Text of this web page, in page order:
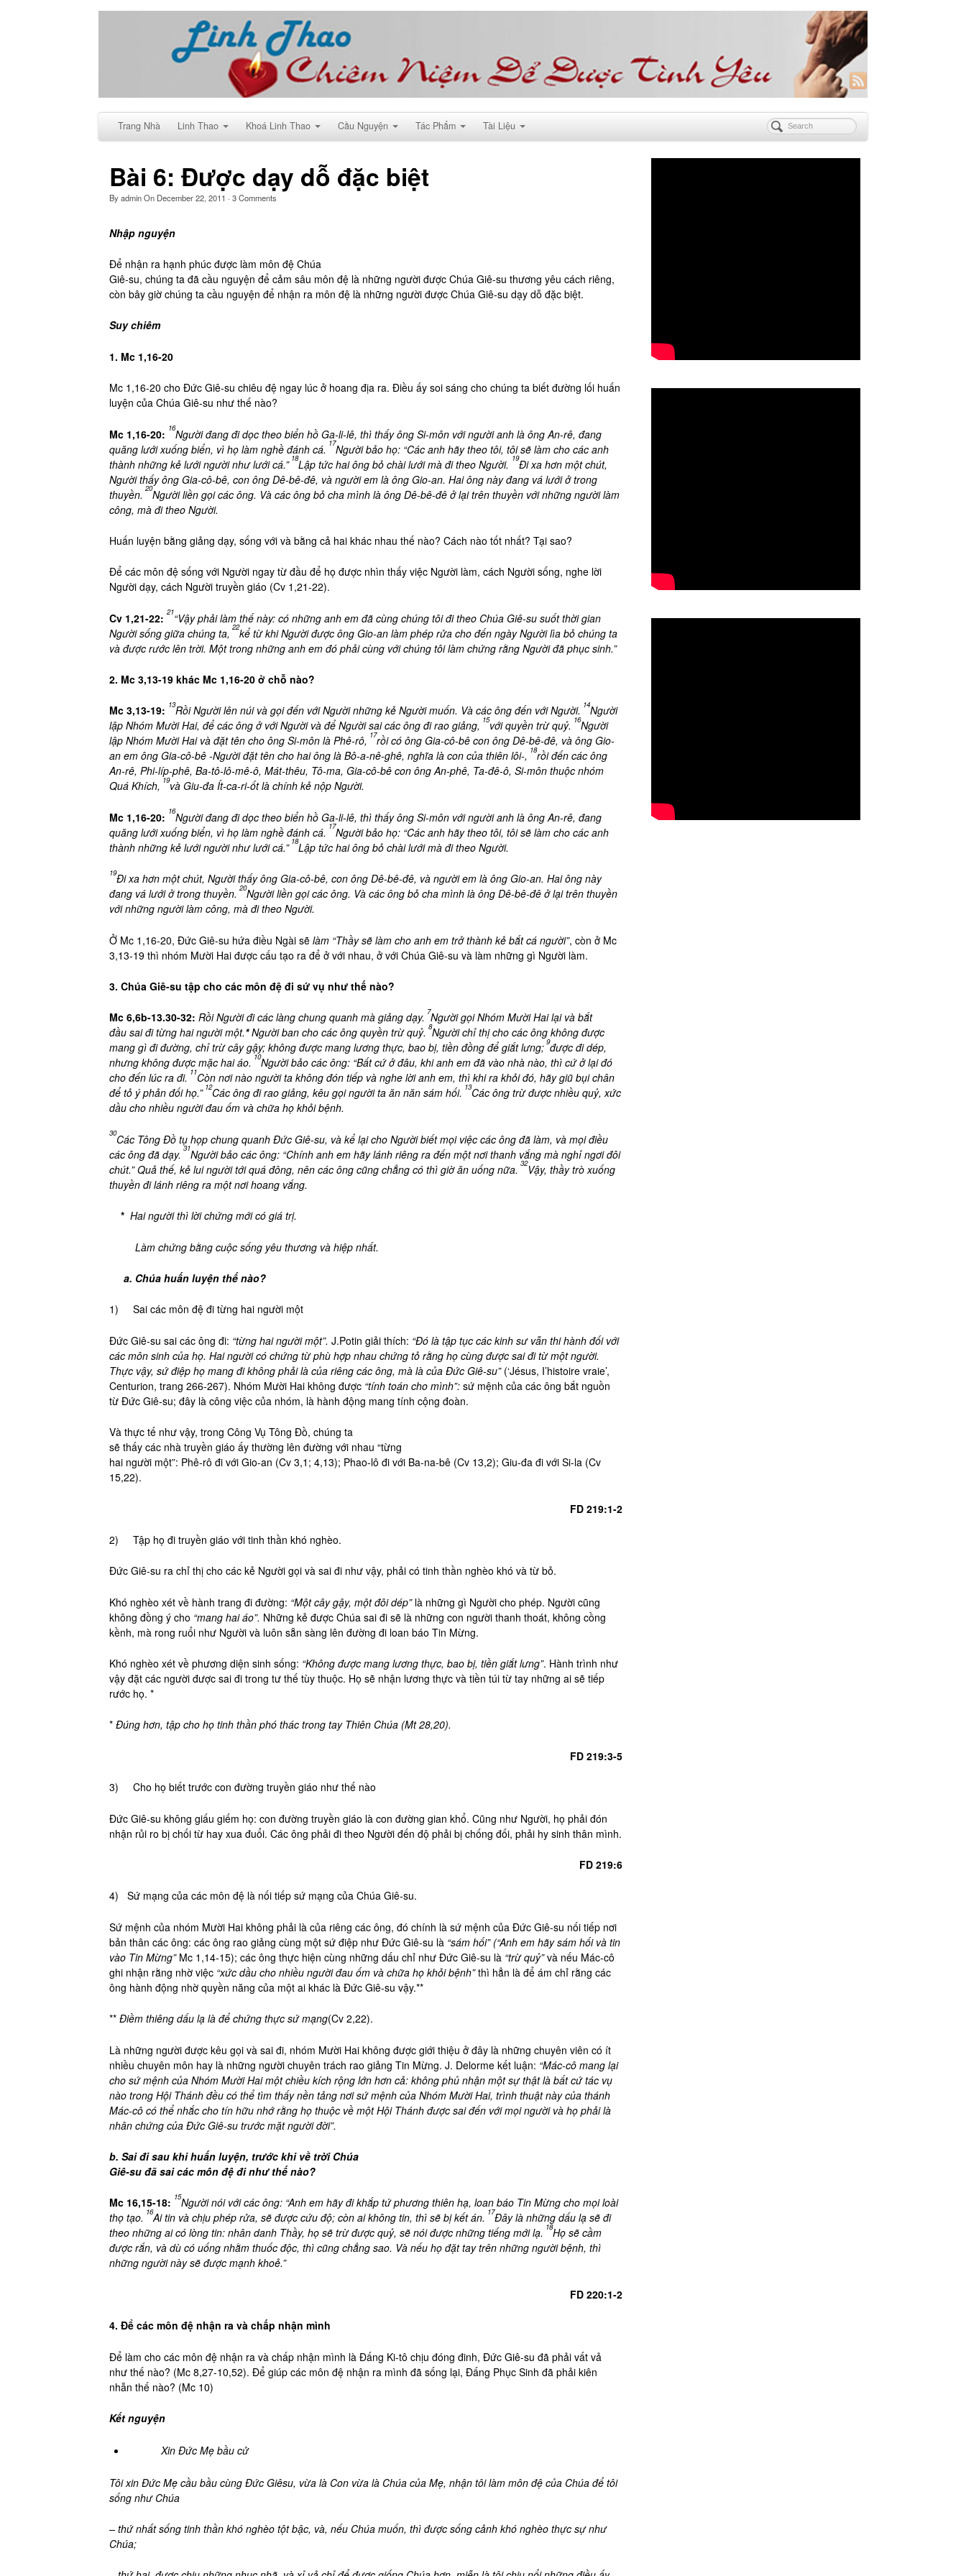
Trang Nhà Linh Thao Khoá Linh Thao Cầu Nguyện Tác Phẩm Tài Liệu
Bài 6: Được dạy dỗ đặc biệt
ByadminOn December 22, 2011 · 3Comments
Nhập nguyện
Để nhận ra hạnh phúc được làm môn đệ Chúa
Giê-su, chúng ta đã cầu nguyện để cảm sâu môn đệ là những người được Chúa Giê-su thương yêu cách riêng,
còn bây giờ chúng ta cầu nguyện để nhận ra môn đệ là những người được Chúa Giê-su dạy dỗ đặc biệt.
Suy chiêm
1. Mc 1,16-20
Mc 1,16-20 cho Đức Giê-su chiêu đệ ngay lúc ở hoang địa ra. Điều ấy soi sáng cho chúng ta biết đường lối huấn
luyện của Chúa Giê-su như thế nào?
Mc 1,16-20: 16Người đang đi dọc theo biển hồ Ga-li-lê, thì thấy ông Si-môn với người anh là ông An-rê, đang
quăng lưới xuống biển, vì họ làm nghề đánh cá. 17Người bảo họ: “Các anh hãy theo tôi, tôi sẽ làm cho các anh
thành những kẻ lưới người như lưới cá.” 18Lập tức hai ông bỏ chài lưới mà đi theo Người. 19Đi xa hơn một chút,
Người thấy ông Gia-cô-bê, con ông Dê-bê-đê, và người em là ông Gio-an. Hai ông này đang vá lưới ở trong
thuyền. 20Người liền gọi các ông. Và các ông bỏ cha mình là ông Dê-bê-đê ở lại trên thuyền với những người làm
công, mà đi theo Người.
Huấn luyện bằng giảng dạy, sống với và bằng cả hai khác nhau thế nào? Cách nào tốt nhất? Tại sao?
Để các môn đệ sống với Người ngay từ đầu để họ được nhìn thấy việc Người làm, cách Người sống, nghe lời
Người dạy, cách Người truyền giáo (Cv 1,21-22).
Cv 1,21-22: 21“Vậy phải làm thế này: có những anh em đã cùng chúng tôi đi theo Chúa Giê-su suốt thời gian
Người sống giữa chúng ta, 22kể từ khi Người được ông Gio-an làm phép rửa cho đến ngày Người lìa bỏ chúng ta
và được rước lên trời. Một trong những anh em đó phải cùng với chúng tôi làm chứng rằng Người đã phục sinh.”
2. Mc 3,13-19 khác Mc 1,16-20 ở chỗ nào?
Mc 3,13-19: 13Rồi Người lên núi và gọi đến với Người những kẻ Người muốn. Và các ông đến với Người. 14Người
lập Nhóm Mười Hai, để các ông ở với Người và để Người sai các ông đi rao giảng, 15với quyền trừ quỷ. 16Người
lập Nhóm Mười Hai và đặt tên cho ông Si-môn là Phê-rô, 17rồi có ông Gia-cô-bê con ông Dê-bê-đê, và ông Gio-
an em ông Gia-cô-bê -Người đặt tên cho hai ông là Bô-a-nê-ghê, nghĩa là con của thiên lôi-, 18rồi đến các ông
An-rê, Phi-líp-phê, Ba-tô-lô-mê-ô, Mát-thêu, Tô-ma, Gia-cô-bê con ông An-phê, Ta-đê-ô, Si-môn thuộc nhóm
Quá Khích, 19và Giu-đa Ít-ca-ri-ốt là chính kẻ nộp Người.
Mc 1,16-20: 16Người đang đi dọc theo biển hồ Ga-li-lê, thì thấy ông Si-môn với người anh là ông An-rê, đang
quăng lưới xuống biển, vì họ làm nghề đánh cá. 17Người bảo họ: “Các anh hãy theo tôi, tôi sẽ làm cho các anh
thành những kẻ lưới người như lưới cá.” 18Lập tức hai ông bỏ chài lưới mà đi theo Người.
19Đi xa hơn một chút, Người thấy ông Gia-cô-bê, con ông Dê-bê-đê, và người em là ông Gio-an. Hai ông này
đang vá lưới ở trong thuyền. 20Người liền gọi các ông. Và các ông bỏ cha mình là ông Dê-bê-đê ở lại trên thuyền
với những người làm công, mà đi theo Người.
Ở Mc 1,16-20, Đức Giê-su hứa điều Ngài sẽ làm “Thầy sẽ làm cho anh em trở thành kẻ bắt cá người”, còn ở Mc
3,13-19 thì nhóm Mười Hai được cấu tạo ra để ở với nhau, ở với Chúa Giê-su và làm những gì Người làm.
3. Chúa Giê-su tập cho các môn đệ đi sứ vụ như thế nào?
Mc 6,6b-13.30-32: Rồi Người đi các làng chung quanh mà giảng dạy. 7Người gọi Nhóm Mười Hai lại và bắt
đầu sai đi từng hai người một.*Người ban cho các ông quyền trừ quỷ. 8Người chỉ thị cho các ông không được
mang gì đi đường, chỉ trừ cây gậy; không được mang lương thực, bao bị, tiền đồng để giắt lưng;9được đi dép,
nhưng không được mặc hai áo. 10Người bảo các ông: “Bất cứ ở đâu, khi anh em đã vào nhà nào, thì cứ ở lại đó
cho đến lúc ra đi. 11Còn nơi nào người ta không đón tiếp và nghe lời anh em, thì khi ra khỏi đó, hãy giũ bụi chân
để tỏ ý phản đối họ.” 12Các ông đi rao giảng, kêu gọi người ta ăn năn sám hối. 13Các ông trừ được nhiều quỷ, xức
dầu cho nhiều người đau ốm và chữa họ khỏi bệnh.
30Các Tông Đồ tụ họp chung quanh Đức Giê-su, và kể lại cho Người biết mọi việc các ông đã làm, và mọi điều
các ông đã dạy. 31Người bảo các ông: “Chính anh em hãy lánh riêng ra đến một nơi thanh vắng mà nghỉ ngơi đôi
chút.” Quả thế, kẻ lui người tới quá đông, nên các ông cũng chẳng có thì giờ ăn uống nữa. 32Vậy, thầy trò xuống
thuyền đi lánh riêng ra một nơi hoang vắng.
* Hai người thì lời chứng mới có giá trị.
Làm chứng bằng cuộc sống yêu thương và hiệp nhất.
a. Chúa huấn luyện thế nào?
1) Sai các môn đệ đi từng hai người một
Đức Giê-su sai các ông đi: “từng hai người một”. J.Potin giải thích: “Đó là tập tục các kinh sư vẫn thi hành đối với
các môn sinh của họ. Hai người có chứng từ phù hợp nhau chứng tỏ rằng họ cùng được sai đi từ một người.
Thực vậy, sứ điệp họ mang đi không phải là của riêng các ông, mà là của Đức Giê-su”(‘Jésus, I’histoire vraie’,
Centurion, trang 266-267). Nhóm Mười Hai không được “tính toán cho mình”: sứ mệnh của các ông bắt nguồn
từ Đức Giê-su; đây là công việc của nhóm, là hành động mang tính cộng đoàn.
Và thực tế như vậy, trong Công Vụ Tông Đồ, chúng ta
sẽ thấy các nhà truyền giáo ấy thường lên đường với nhau “từng
hai người một”: Phê-rô đi với Gio-an (Cv 3,1; 4,13); Phao-lô đi với Ba-na-bê (Cv 13,2); Giu-đa đi với Si-la (Cv
15,22).
FD 219:1-2
2) Tập họ đi truyền giáo với tinh thần khó nghèo.
Đức Giê-su ra chỉ thị cho các kẻ Người gọi và sai đi như vậy, phải có tinh thần nghèo khó và từ bỏ.
Khó nghèo xét về hành trang đi đường: “Một cây gậy, một đôi dép”là những gì Người cho phép. Người cũng
không đồng ý cho “mang hai áo”. Những kẻ được Chúa sai đi sẽ là những con người thanh thoát, không cồng
kềnh, mà rong ruổi như Người và luôn sẵn sàng lên đường đi loan báo Tin Mừng.
Khó nghèo xét về phương diện sinh sống: “Không được mang lương thực, bao bị, tiền giắt lưng”. Hành trình như
vậy đặt các người được sai đi trong tư thế tùy thuộc. Họ sẽ nhận lương thực và tiền túi từ tay những ai sẽ tiếp
rước họ. *
* Đúng hơn, tập cho họ tinh thần phó thác trong tay Thiên Chúa (Mt 28,20).
FD 219:3-5
3) Cho họ biết trước con đường truyền giáo như thế nào
Đức Giê-su không giấu giếm họ: con đường truyền giáo là con đường gian khổ. Cũng như Người, họ phải đón
nhận rủi ro bị chối từ hay xua đuổi. Các ông phải đi theo Người đến độ phải bị chống đối, phải hy sinh thân mình.
FD 219:6
4) Sứ mạng của các môn đệ là nối tiếp sứ mạng của Chúa Giê-su.
Sứ mệnh của nhóm Mười Hai không phải là của riêng các ông, đó chính là sứ mệnh của Đức Giê-su nối tiếp nơi
bản thân các ông: các ông rao giảng cùng một sứ điệp như Đức Giê-su là “sám hối” (“Anh em hãy sám hối và tin
vào Tin Mừng”Mc 1,14-15); các ông thực hiện cùng những dấu chỉ như Đức Giê-su là “trừ quỷ”và nếu Mác-cô
ghi nhận rằng nhờ việc “xức dầu cho nhiều người đau ốm và chữa họ khỏi bệnh”thì hẳn là để ám chỉ rằng các
ông hành động nhờ quyền năng của một ai khác là Đức Giê-su vậy.**
** Điềm thiêng dấu lạ là để chứng thực sứ mạng(Cv 2,22).
Là những người được kêu gọi và sai đi, nhóm Mười Hai không được giới thiệu ở đây là những chuyên viên có ít
nhiều chuyên môn hay là những người chuyên trách rao giảng Tin Mừng. J. Delorme kết luận: “Mác-cô mang lại
cho sứ mệnh của Nhóm Mười Hai một chiều kích rộng lớn hơn cả: không phủ nhận một sự thật là bất cứ tác vụ
nào trong Hội Thánh đều có thể tìm thấy nền tảng nơi sứ mệnh của Nhóm Mười Hai, trình thuật này của thánh
Mác-cô có thể nhắc cho tín hữu nhớ rằng họ thuộc về một Hội Thánh được sai đến với mọi người và họ phải là
nhân chứng của Đức Giê-su trước mặt người đời”.
b. Sai đi sau khi huấn luyện, trước khi về trời Chúa
Giê-su đã sai các môn đệ đi như thế nào?
Mc 16,15-18: 15Người nói với các ông: “Anh em hãy đi khắp tứ phương thiên hạ, loan báo Tin Mừng cho mọi loài
thọ tạo. 16Ai tin và chịu phép rửa, sẽ được cứu độ; còn ai không tin, thì sẽ bị kết án. 17Đây là những dấu lạ sẽ đi
theo những ai có lòng tin: nhân danh Thầy, họ sẽ trừ được quỷ, sẽ nói được những tiếng mới lạ. 18Họ sẽ cầm
được rắn, và dù có uống nhằm thuốc độc, thì cũng chẳng sao. Và nếu họ đặt tay trên những người bệnh, thì
những người này sẽ được mạnh khoẻ.”
FD 220:1-2
4. Để các môn đệ nhận ra và chấp nhận mình
Để làm cho các môn đệ nhận ra và chấp nhận mình là Đấng Ki-tô chịu đóng đinh, Đức Giê-su đã phải vất vả
như thế nào? (Mc 8,27-10,52). Để giúp các môn đệ nhận ra mình đã sống lại, Đấng Phục Sinh đã phải kiên
nhẫn thế nào? (Mc 10)
Kết nguyện
Xin Đức Mẹ bầu cử
Tôi xin Đức Mẹ cầu bầu cùng Đức Giêsu, vừa là Con vừa là Chúa của Mẹ, nhận tôi làm môn đệ của Chúa để tôi
sống như Chúa
– thứ nhất sống tinh thần khó nghèo tột bậc, và, nếu Chúa muốn, thì được sống cảnh khó nghèo thực sự như
Chúa;